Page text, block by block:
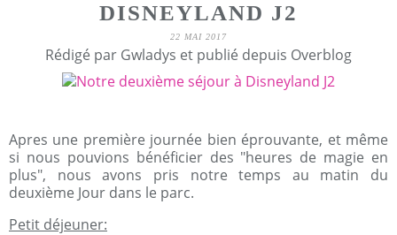
DISNEYLAND J2
22 MAI 2017
Rédigé par Gwladys et publié depuis Overblog
Apres une première journée bien éprouvante, et même
si nous pouvions bénéficier des "heures de magie en
plus", nous avons pris notre temps au matin du
deuxième Jour dans le parc.
Petit déjeuner: